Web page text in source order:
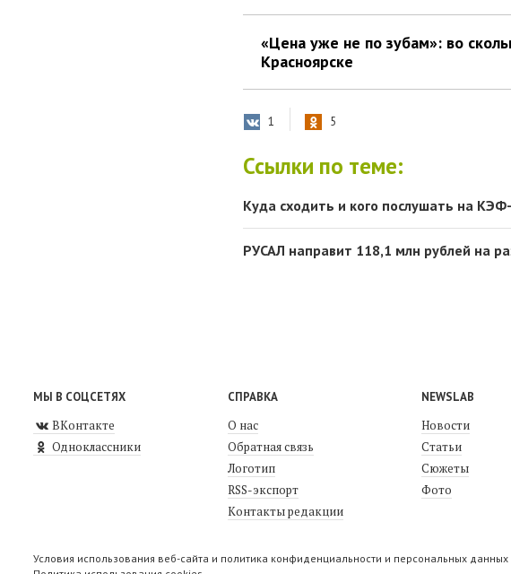
«Цена уже не по зубам»: во
Красноярске
1 5
Ссылки по теме:
Куда сходить и кого послушать на
РУСАЛ направит 118,1 млн рублей на
МЫ В СОЦСЕТЯХ
ВКонтакте
Одноклассники
СПРАВКА
О нас
Обратная связь
Логотип
RSS-экспорт
Контакты редакции
NEWSLAB
Новости
Статьи
Сюжеты
Фото
Условия использования веб-сайта и политика конфиденциальности и персональных данных